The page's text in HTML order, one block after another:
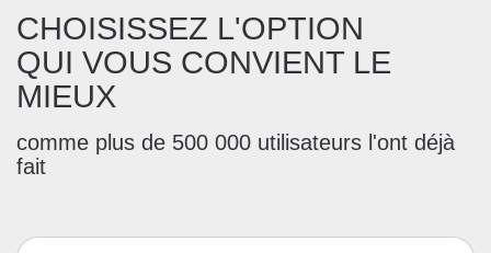
CHOISISSEZ L'OPTION
QUI VOUS CONVIENT LE
MIEUX
comme plus de 500 000 utilisateurs l'ont déjà
fait